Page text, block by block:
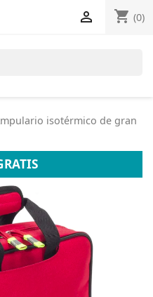
shopping_cart (0)

isotérmico de gran